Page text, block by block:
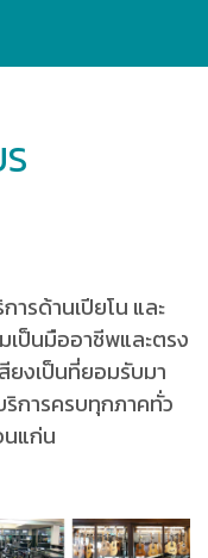
ารด้านเปียโน และ
ป็นมืออาชีพและตรง
ยงเป็นที่ยอมรับมา
ริการครบทุกภาคทั่ว
นแก่น